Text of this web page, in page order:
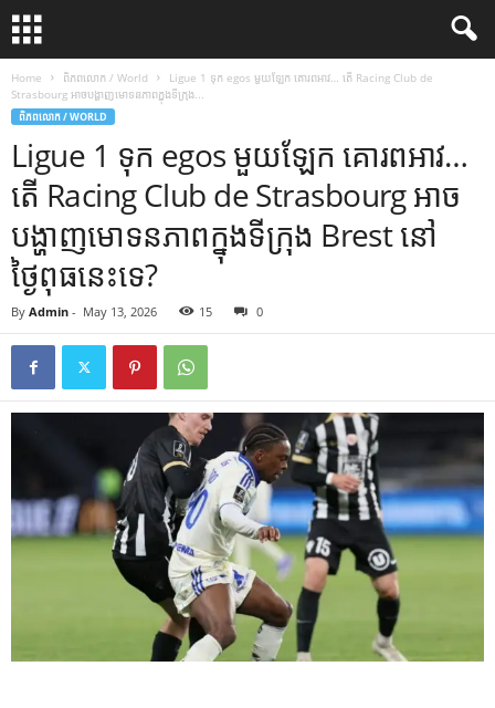
Home ពិភពលោក / World
Ligue 1 ទុក egos មួយឡែក គោរពអាវ… តើ Racing Club de
Strasbourg អាចបង្ហាញមោទនភាពក្នុងទីក្រុង...
ពិភពលោក / WORLD
Ligue 1 ទុក egos មួយឡែក គោរពអាវ…
តើ Racing Club de Strasbourg អាច
បង្ហាញមោទនភាពក្នុងទីក្រុង Brest នៅ
ថ្ងៃពុធនេះទេ?
By Admin - May 13, 2026 15 0